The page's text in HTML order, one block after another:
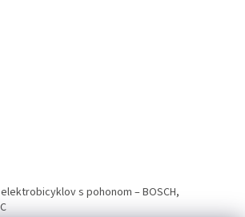
s pohonom – BOSCH,